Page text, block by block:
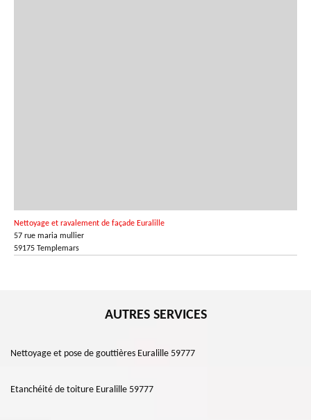
Nettoyage et ravalement de façade Euralille
57 rue maria mullier
59175 Templemars
AUTRES SERVICES
Nettoyage et pose de gouttières Euralille 59777
Etanchéité de toiture Euralille 59777